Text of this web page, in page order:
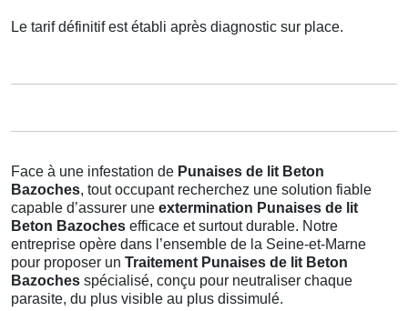
Le tarif définitif est établi après diagnostic sur place.
Face à une infestation de Punaises de lit Beton
Bazoches, tout occupant recherchez une solution fiable
capable d’assurer une extermination Punaises de lit
Beton Bazoches efficace et surtout durable. Notre
entreprise opère dans l’ensemble de la Seine-et-Marne
pour proposer un Traitement Punaises de lit Beton
Bazoches spécialisé, conçu pour neutraliser chaque
parasite, du plus visible au plus dissimulé.